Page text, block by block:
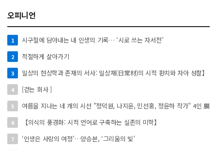
오피니언
1 시구절에 담아내는 내 인생의 기록… ‘시로 쓰는 자서전’
2 적절하게 살아가기
3 일상의 현상학과 존재의 서사: 일상재(日常材)의 시적 환치와 자아 성찰】
4 [걷는 회사 ]
5 여름을 지나는 네 개의 시선 "정덕원, 나지윤, 민선홍, 정윤하 작가" 4인 展
6 【의식의 풍경화: 시적 언어로 구축하는 실존의 미학】
7 ‘인생은 사랑의 여정’…양승본, ‘그리움의 빛’